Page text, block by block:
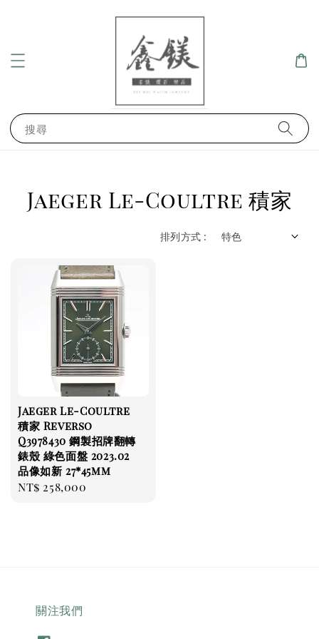
搜尋
Jaeger Le-Coultre 積家
排列方式 :
Jaeger Le-Coultre
積家 Reverso
Q3978430 鋼製招牌翻轉
錶殼 綠色面盤 2023.02
品像如新 27*45mm
Regular
NT$ 258,000
關注我們